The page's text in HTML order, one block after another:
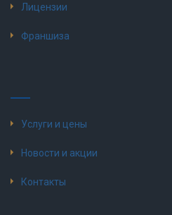
Лицензии
Франшиза
Услуги и цены
Новости и акции
Контакты